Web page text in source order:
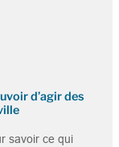
d’agir des
savoir ce qui